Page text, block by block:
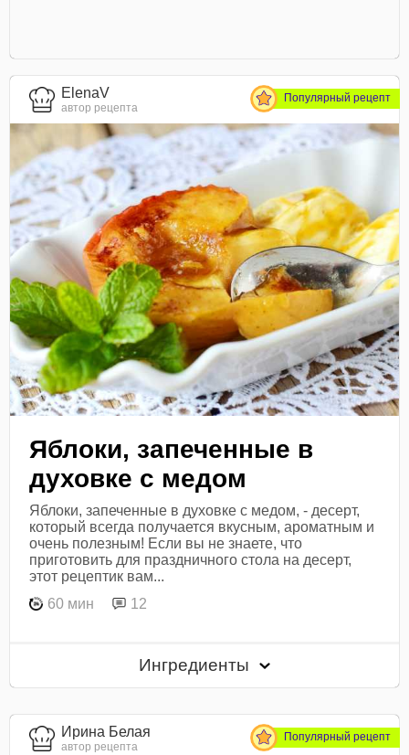
ElenaV
автор рецепта
Популярный рецепт
Яблоки, запеченные в
духовке с медом
Яблоки, запеченные в духовке с медом, - десерт,
который всегда получается вкусным, ароматным и
очень полезным! Если вы не знаете, что
приготовить для праздничного стола на десерт,
этот рецептик вам...
60 мин
12
Ингредиенты
Ирина Белая
автор рецепта
Популярный рецепт